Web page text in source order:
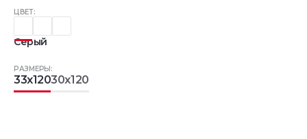
ЦВЕТ:
Серый
РАЗМЕРЫ:
33x12030x120